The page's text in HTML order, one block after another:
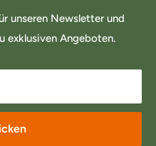
unseren Newsletter und
exklusiven Angeboten.